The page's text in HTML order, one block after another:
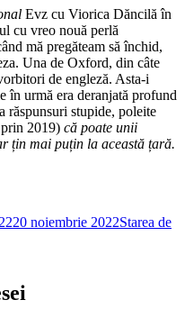
Evz cu Viorica Dăncilă în
cu vreo nouă perlă
mă pregăteam să închid,
Una de Oxford, din câte
de engleză. Asta-i
în urmă era deranjată profund
răspunsuri stupide, poleite
2019) că poate unii
țin mai puțin la această țară.
20 noiembrie 2022Starea de